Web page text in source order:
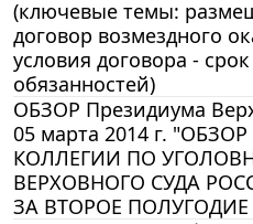
(ключевые темы:
договор возмездного
условия договора -
обязанностей)
ОБЗОР Президиума
05 марта 2014 г.
КОЛЛЕГИИ ПО
ВЕРХОВНОГО СУДА
ЗА ВТОРОЕ ПОЛУГОДИЕ